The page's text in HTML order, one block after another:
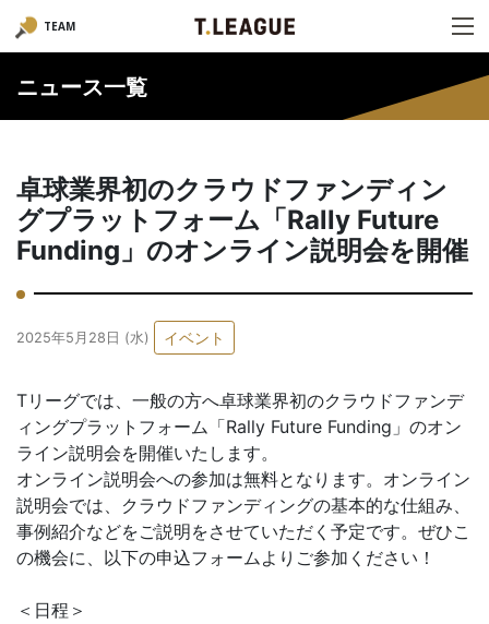
TEAM
ニュース一覧
卓球業界初のクラウドファンディン
グプラットフォーム「Rally Future
Funding」のオンライン説明会を開催
2025年5月28日 (水) イベント
Tリーグでは、一般の方へ卓球業界初のクラウドファンデ
ィングプラットフォーム「Rally Future Funding」のオン
ライン説明会を開催いたします。
オンライン説明会への参加は無料となります。オンライン
説明会では、クラウドファンディングの基本的な仕組み、
事例紹介などをご説明をさせていただく予定です。ぜひこ
の機会に、以下の申込フォームよりご参加ください！
＜日程＞